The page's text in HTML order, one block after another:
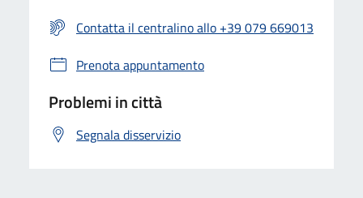
Contatta il centralino allo +39 079 669013
Prenota appuntamento
Problemi in città
Segnala disservizio